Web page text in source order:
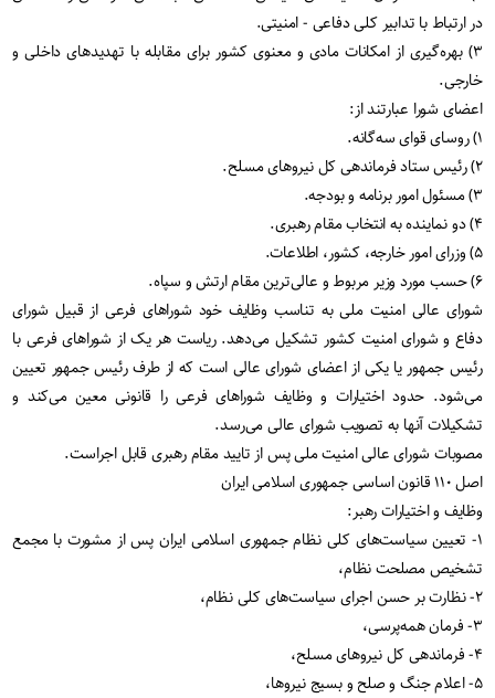
در ارتباط با تدابیر کلی دفاعی - امنیتی.
۳) بهره‌گیری از امکانات مادی و معنوی کشور برای مقابله با تهدیدهای داخلی و
خارجی.
اعضای شورا عبارتند از:
۱) روسای قوای سه‌گانه.
۲) رئیس ستاد فرماندهی کل نیروهای مسلح.
۳) مسئول امور برنامه و بودجه.
۴) دو نماینده به انتخاب مقام رهبری.
۵) وزرای امور خارجه، کشور، اطلاعات.
۶) حسب مورد وزیر مربوط و عالی‌ترین مقام ارتش و سپاه.
شورای عالی امنیت ملی به تناسب وظایف خود شوراهای فرعی از قبیل شورای
دفاع و شورای امنیت کشور تشکیل می‌دهد. ریاست هر یک از شوراهای فرعی با
رئیس جمهور یا یکی از اعضای شورای عالی است که از طرف رئیس جمهور تعیین
می‌شود. حدود اختیارات و وظایف شوراهای فرعی را قانونی معین می‌کند و
تشکیلات آنها به تصویب شورای عالی می‌رسد.
مصوبات شورای عالی امنیت ملی پس از تایید مقام رهبری قابل اجراست.
اصل ۱۱۰ قانون اساسی جمهوری اسلامی ایران
وظایف و اختیارات رهبر:
۱- تعیین سیاست‌های کلی نظام جمهوری اسلامی ایران پس از مشورت با مجمع
تشخیص مصلحت نظام،
۲- نظارت بر حسن اجرای سیاست‌های کلی نظام،
۳- فرمان همه‌پرسی،
۴- فرماندهی کل نیروهای مسلح،
۵- اعلام جنگ و صلح و بسیج نیروها،